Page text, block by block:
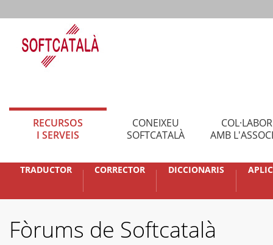
RECURSOS
I SERVEIS
CONEIXEU
SOFTCATALÀ
AMB
TRADUCTOR CORRECTOR DICCIONARIS
Fòrums de Softcatalà